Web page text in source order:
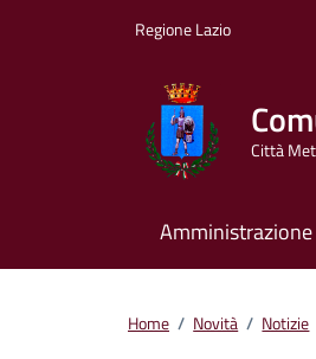
Regione Lazio
Città
Amministrazione
Home / Novità / Notizie